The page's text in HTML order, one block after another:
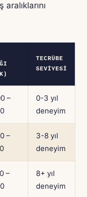
TECRÜBE
SEVIYESI
–
0-3 yıl
deneyim
–
3-8 yıl
deneyim
–
8+ yıl
deneyim